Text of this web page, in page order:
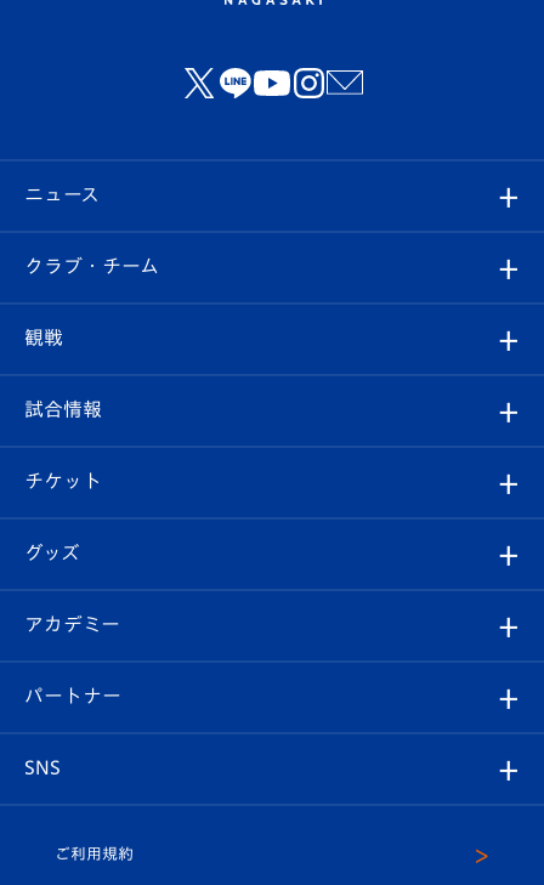
ニュース
すべて
クラブ
試合情報
チケット
イベント
メディア
ホームタウン
クラブ・チーム
クラブ概要
エンブレム紹介
スタッフプロフィール
マスコット紹介
観戦
観戦ルール
はじめての観戦ガイド
Revive Team
ヴィヴィくんの長崎おもてなしガイド
試合情報
試合日程/結果
フォトギャラリー
スタジアムグルメ
チケット
チケット
V-LOVERS（ファンクラブ）
プレイヤーズスイート
グッズ
オンラインショップ
店舗情報
アカデミー
育成からのお知らせ
U-18
パートナー
SNS
ご利用規約